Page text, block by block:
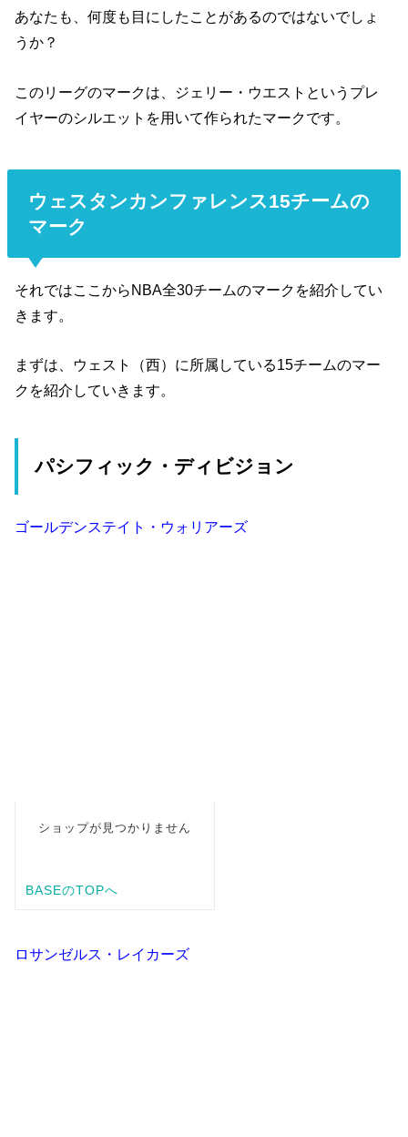
あなたも、何度も目にしたことがあるのではないでしょ
うか？
このリーグのマークは、ジェリー・ウエストというプレ
イヤーのシルエットを用いて作られたマークです。
ウェスタンカンファレンス15チームの
マーク
それではここからNBA全30チームのマークを紹介してい
きます。
まずは、ウェスト（西）に所属している15チームのマー
クを紹介していきます。
パシフィック・ディビジョン
ゴールデンステイト・ウォリアーズ
ロサンゼルス・レイカーズ